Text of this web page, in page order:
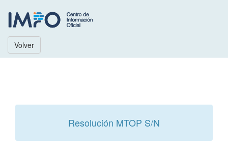
Volver
Resolución MTOP S/N